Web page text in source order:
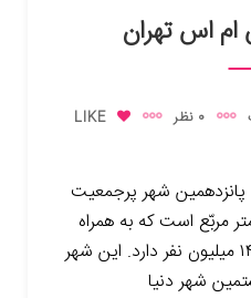
اس تهران
0 نظر LIKE
شهر پرجمعیت
۷۳۰ کیلومتر مربّع است که به همراه
توابع خود جمعیتی بالغ بر ۱۴ میلیون نفر دارد. این شهر
شهر دنیا